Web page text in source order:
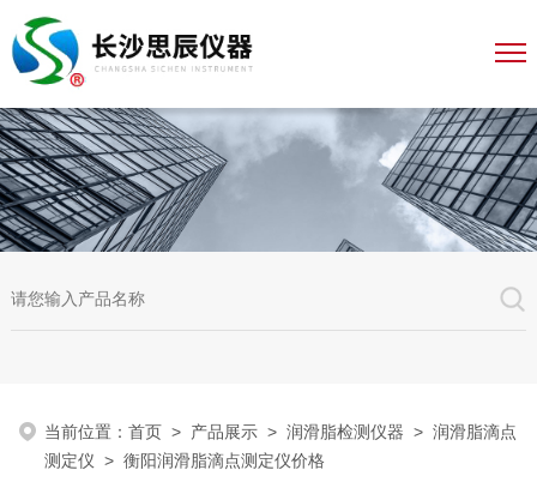
当前位置：首页 > 产品展示 >润滑脂检测仪器 >润滑脂滴点
测定仪 > 衡阳润滑脂滴点测定仪价格